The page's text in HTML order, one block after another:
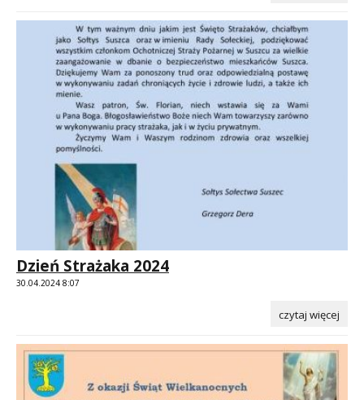
Dzień Strażaka 2024
30.04.2024 8:07
czytaj więcej